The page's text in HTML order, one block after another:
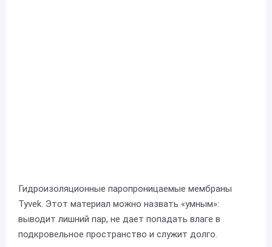
Гидроизоляционные паропроницаемые мембраны
Tyvek. Этот материал можно назвать «умным»:
выводит лишний пар, не дает попадать влаге в
подкровельное пространство и служит долго.